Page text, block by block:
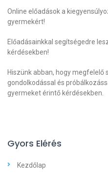
Online előadások a
gyermekért!
Előadásainkkal segítségedre
kérdésekben!
Hiszünk abban, hogy megfelelő
gondolkodással és
gyermeket érintő kérdésekben.
Gyors Elérés
Kezdőlap